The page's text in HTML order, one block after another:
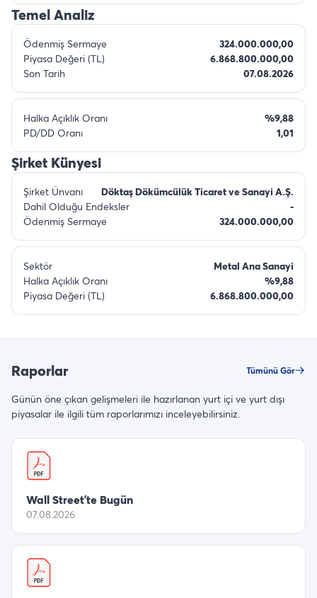
Temel Analiz
Ödenmiş Sermaye
324.000.000,00
Piyasa Değeri (TL)
6.868.800.000,00
Son Tarih
07.08.2026
Halka Açıklık Oranı
%9,88
PD/DD Oranı
1,01
Şirket Künyesi
Şirket Ünvanı
Döktaş Dökümcülük Ticaret ve Sanayi A.Ş.
Dahil Olduğu Endeksler
-
Ödenmiş Sermaye
324.000.000,00
Sektör
Metal Ana Sanayi
Halka Açıklık Oranı
%9,88
Piyasa Değeri (TL)
6.868.800.000,00
Raporlar Tümünü Gör
Günün öne çıkan gelişmeleri ile hazırlanan yurt içi ve yurt dışı
piyasalar ile ilgili tüm raporlarımızı inceleyebilirsiniz.
Wall Street’te Bugün
07.08.2026